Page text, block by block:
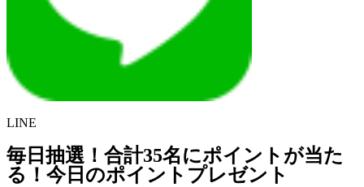
LINE
毎日抽選！合計35名にポイントが当た
る！今日のポイントプレゼント